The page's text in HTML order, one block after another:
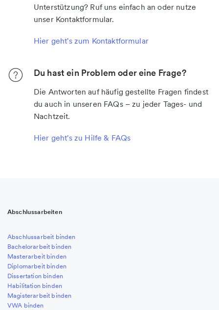
Unterstützung? Ruf uns einfach an oder nutze
unser Kontaktformular.
Hier geht's zum Kontaktformular
Du hast ein Problem oder eine Frage?
Die Antworten auf häufig gestellte Fragen findest
du auch in unseren FAQs – zu jeder Tages- und
Nachtzeit.
Hier geht's zu Hilfe & FAQs
Abschlussarbeiten
Abschlussarbeit binden
Bachelorarbeit binden
Masterarbeit binden
Diplomarbeit binden
Dissertation binden
Habilitation binden
Magisterarbeit binden
VWA binden